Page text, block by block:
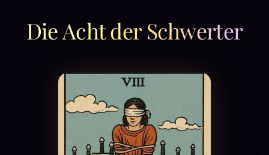
Die Acht der Schwerter